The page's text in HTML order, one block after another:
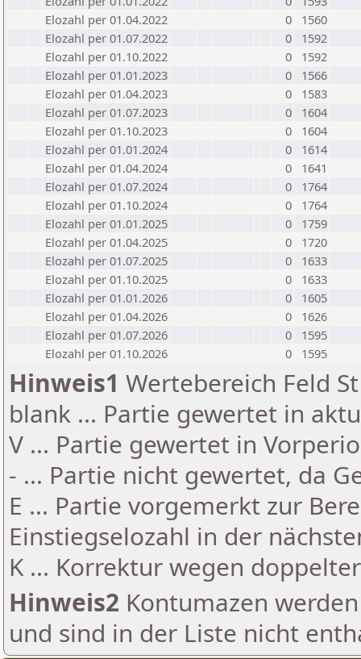
Elozahl per 01.04.2022
0
1560
Elozahl per 01.07.2022
0
1592
Elozahl per 01.10.2022
0
1592
Elozahl per 01.01.2023
0
1566
Elozahl per 01.04.2023
0
1583
Elozahl per 01.07.2023
0
1604
Elozahl per 01.10.2023
0
1604
Elozahl per 01.01.2024
0
1614
Elozahl per 01.04.2024
0
1641
Elozahl per 01.07.2024
0
1764
Elozahl per 01.10.2024
0
1764
Elozahl per 01.01.2025
0
1759
Elozahl per 01.04.2025
0
1720
Elozahl per 01.07.2025
0
1633
Elozahl per 01.10.2025
0
1633
Elozahl per 01.01.2026
0
1605
Elozahl per 01.04.2026
0
1626
Elozahl per 01.07.2026
0
1595
Elozahl per 01.10.2026
0 1595
Hinweis1 Wertebereich Feld
blank ... Partie gewertet in
V ... Partie gewertet in
- ... Partie nicht gewertet, da
E ... Partie vorgemerkt zur
Einstiegselozahl in der
K ... Korrektur wegen
Hinweis2 Kontumazen
und sind in der Liste nicht